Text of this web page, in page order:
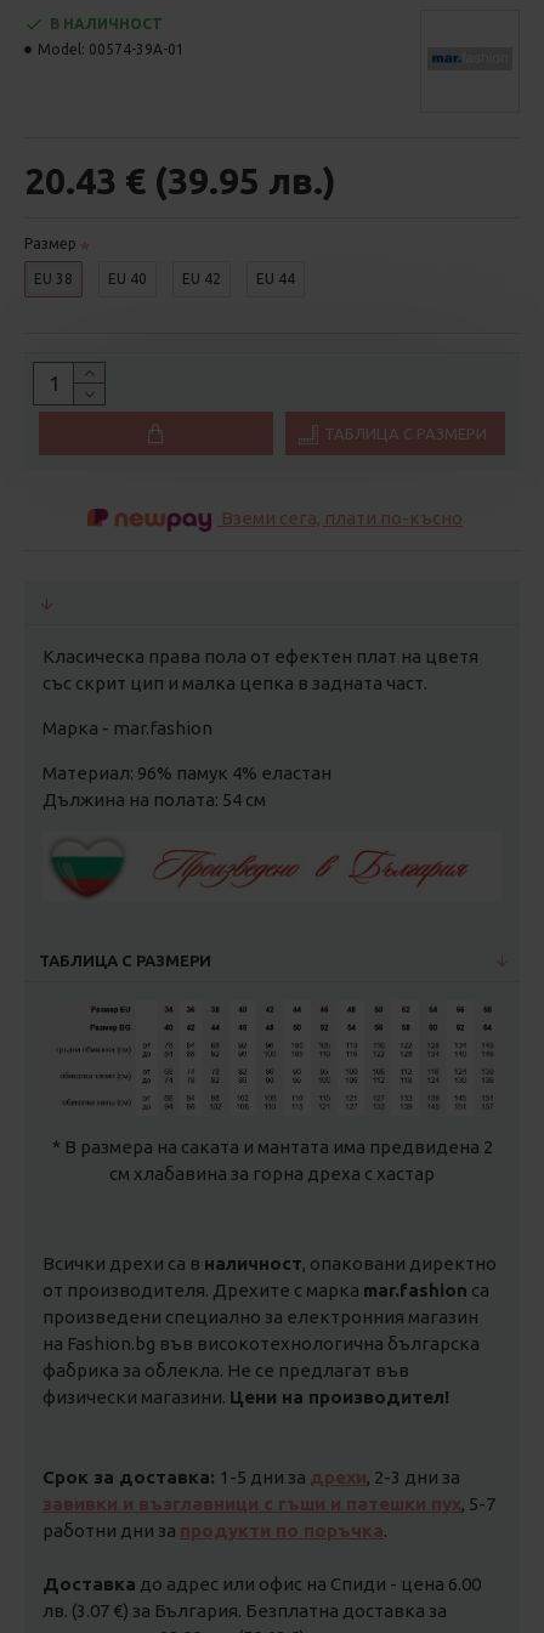
20.43 € (39.95 лв.)
В НАЛИЧНОСТ
Model: 00574-39A-01
Размер
EU 38 EU 40 EU 42 EU 44
ТАБЛИЦА С РАЗМЕРИ
Вземи сега, плати по-късно
Класическа права пола от ефектен плат на цветя
със скрит цип и малка цепка в задната част.
Марка - mar.fashion
Материал: 96% памук 4% еластан
Дължина на полата: 54 см
ТАБЛИЦА С РАЗМЕРИ
* В размера на саката и мантата има предвидена 2
см хлабавина за горна дреха с хастар
Всички дрехи са в наличност, опаковани директно
от производителя. Дрехите с марка mar.fashion са
произведени специално за електронния магазин
на Fashion.bg във високотехнологична българска
фабрика за облекла. Не се предлагат във
физически магазини. Цени на производител!
Срок за доставка: 1-5 дни за дрехи, 2-3 дни за
завивки и възглавници с гъши и патешки пух, 5-7
работни дни за продукти по поръчка.
Доставка до адрес или офис на Спиди - цена 6.00
лв. (3.07 €) за България. Безплатна доставка за